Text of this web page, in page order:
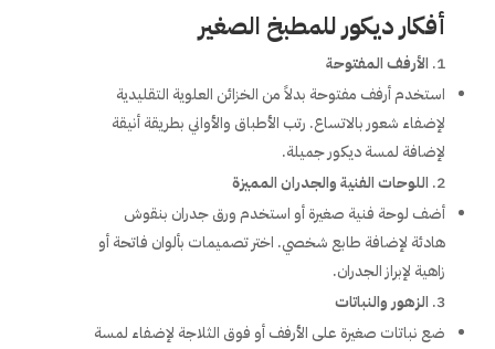
أفكار ديكور للمطبخ الصغير
الأرفف المفتوحة
استخدم أرفف مفتوحة بدلاً من الخزائن العلوية التقليدية
لإضفاء شعور بالاتساع. رتب الأطباق والأواني بطريقة أنيقة
لإضافة لمسة ديكور جميلة.
اللوحات الفنية والجدران المميزة
أضف لوحة فنية صغيرة أو استخدم ورق جدران بنقوش
هادئة لإضافة طابع شخصي. اختر تصميمات بألوان فاتحة أو
زاهية لإبراز الجدران.
الزهور والنباتات
ضع نباتات صغيرة على الأرفف أو فوق الثلاجة لإضفاء لمسة